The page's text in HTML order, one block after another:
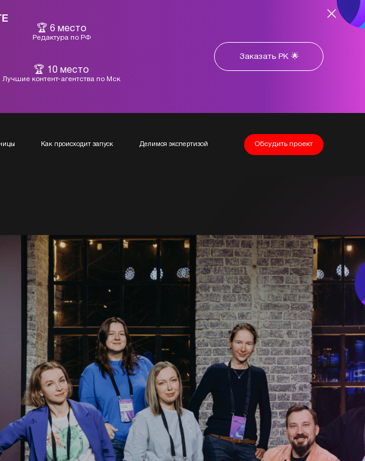
6 место
Редактура по РФ
10 место
Лучшие контент-агентства по Мск
Заказать РК 🌟
Как происходит запуск Делимся экспертизой Обсудить проект